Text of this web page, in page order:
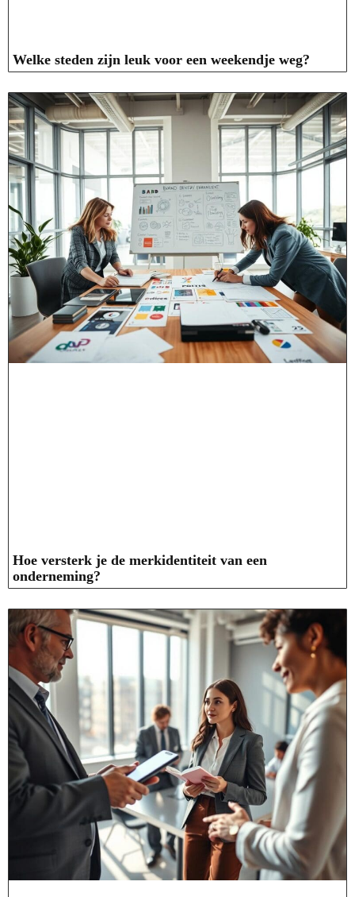
Welke steden zijn leuk voor een weekendje weg?
Hoe versterk je de merkidentiteit van een
onderneming?